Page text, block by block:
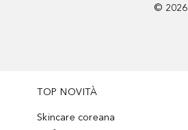
© 2026
TOP NOVITÀ
Skincare coreana